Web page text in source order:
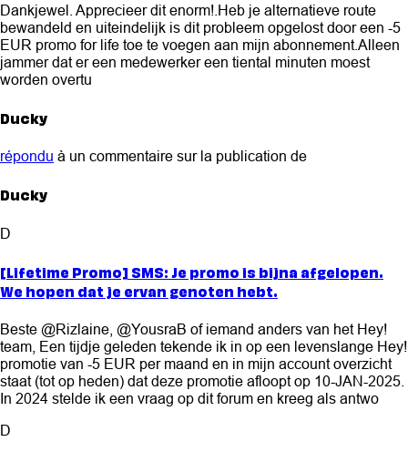
Dankjewel. Apprecieer dit enorm!.Heb je alternatieve route
bewandeld en uiteindelijk is dit probleem opgelost door een -5
EUR promo for life toe te voegen aan mijn abonnement.Alleen
jammer dat er een medewerker een tiental minuten moest
worden overtu
Ducky
répondu à un commentaire sur la publication de
Ducky
D
[Lifetime Promo] SMS: Je promo is bijna afgelopen.
We hopen dat je ervan genoten hebt.
Beste @Rizlaine, @YousraB of iemand anders van het Hey!
team, Een tijdje geleden tekende ik in op een levenslange Hey!
promotie van -5 EUR per maand en in mijn account overzicht
staat (tot op heden) dat deze promotie afloopt op 10-JAN-2025.
In 2024 stelde ik een vraag op dit forum en kreeg als antwo
D